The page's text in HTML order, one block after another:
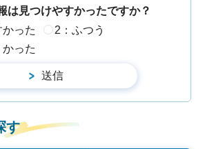
は見つけやすかったですか？
った
2：ふつう
った
す